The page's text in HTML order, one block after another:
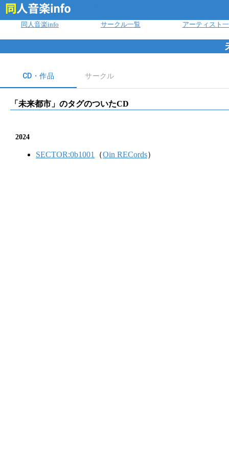
同人音楽info サークル一覧 アーティスト
CD・作品 サークル
「 未来都市 」のタグのついたCD
2024
SECTOR:0b1001 （Oin RECords）